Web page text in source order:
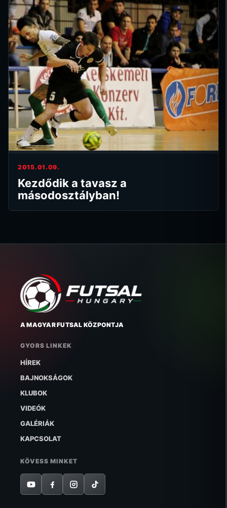
2015.01.09.
Kezdődik a tavasz a
másodosztályban!
A MAGYAR FUTSAL KÖZPONTJA
GYORS LINKEK
HÍREK
BAJNOKSÁGOK
KLUBOK
VIDEÓK
GALÉRIÁK
KAPCSOLAT
KÖVESS MINKET